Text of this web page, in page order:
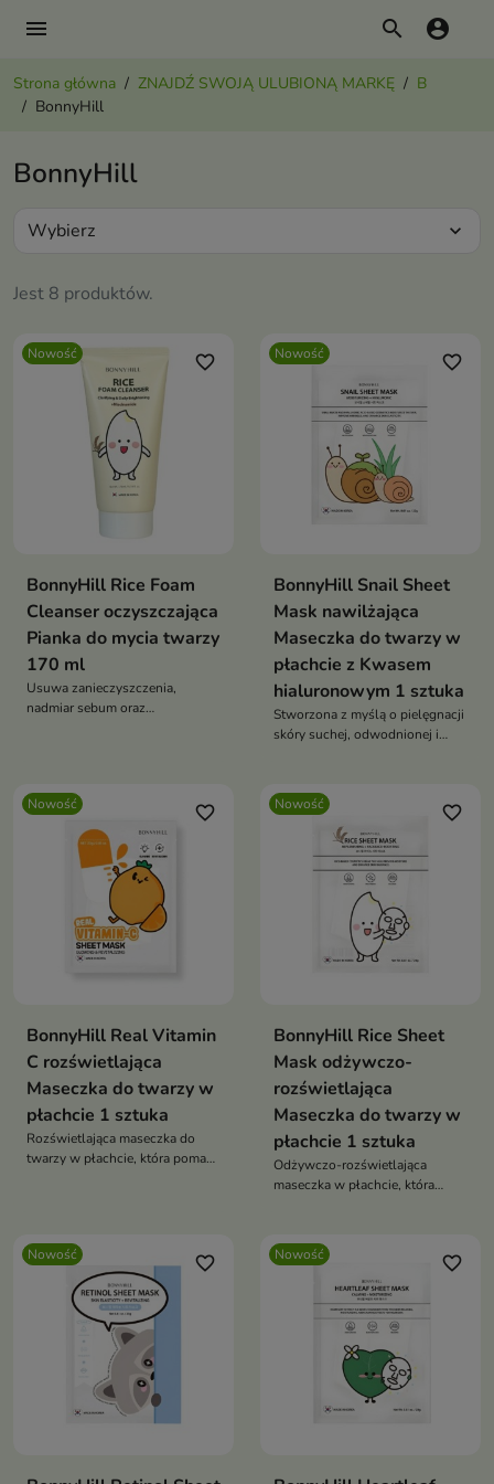
menu search account_circle
Strona główna ZNAJDŹ SWOJĄ ULUBIONĄ MARKĘ
B
BonnyHill
BonnyHill
Jest 8 produktów.
Wybierz expand_more
Nowość favorite_border
BonnyHill Rice Foam
Cleanser oczyszczająca
Pianka do mycia twarzy
170 ml
Usuwa zanieczyszczenia,
nadmiar sebum oraz
Nowość favorite_border
BonnyHill Snail Sheet
Mask nawilżająca
Maseczka do twarzy w
płachcie z Kwasem
hialuronowym 1 sztuka
Stworzona z myślą o pielęgnacji
skóry suchej, odwodnionej i
Nowość favorite_border
BonnyHill Real Vitamin
C rozświetlająca
Maseczka do twarzy w
płachcie 1 sztuka
Rozświetlająca maseczka do
twarzy w płachcie, która pomaga
Nowość favorite_border
BonnyHill Rice Sheet
Mask odżywczo-
rozświetlająca
Maseczka do twarzy w
płachcie 1 sztuka
Odżywczo-rozświetlająca
maseczka w płachcie, która
jej zdrowy, promienny wygląd.
Nowość favorite_border Nowość favorite_border